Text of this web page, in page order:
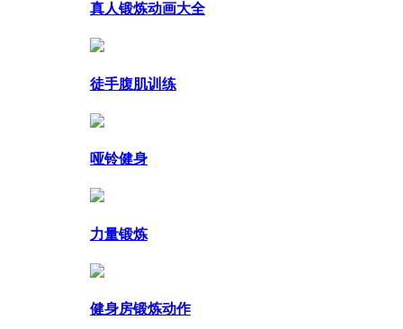
真人锻炼动画大全
徒手腹肌训练
哑铃健身
力量锻炼
健身房锻炼动作